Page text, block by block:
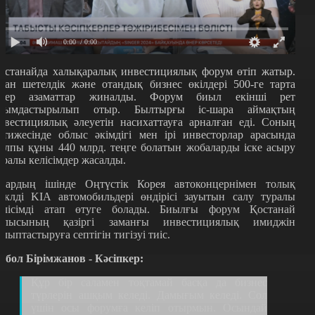
0:00 / 0:00
халықаралық инвестициялық форум өтіп жатыр.
шетелдік және отандық бизнес өкілдері 500-ге тарта
азаматтар жиналды. Форум биыл екінші рет
отыр. Былтырғы іс-шара аймақтың
әлеуетін насихаттауға арналған еді. Соның
облыс әкімдігі мен ірі инвесторлар арасында
құны 440 млрд. теңге болатын жобаларды іске асыру
келісімдер жасалды.
ішінде Оңтүстік Корея автоконцернімен толық
KIA автомобильдері өндірісі зауытын салу туралы
атап өтуге болады. Биылғы форум Қостанай
қазіргі заманғы инвестициялық имиджін
септігін тигізуі тиіс.
Бірімжанов - Кәсіпкер: